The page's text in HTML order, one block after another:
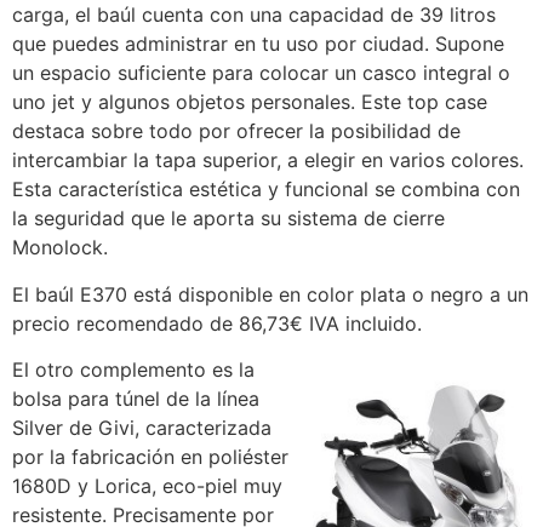
carga, el baúl cuenta con una capacidad de 39 litros
que puedes administrar en tu uso por ciudad. Supone
un espacio suficiente para colocar un casco integral o
uno jet y algunos objetos personales. Este top case
destaca sobre todo por ofrecer la posibilidad de
intercambiar la tapa superior, a elegir en varios colores.
Esta característica estética y funcional se combina con
la seguridad que le aporta su sistema de cierre
Monolock.
El baúl E370 está disponible en color plata o negro a un
precio recomendado de 86,73€ IVA incluido.
El otro complemento es la
bolsa para túnel de la línea
Silver de Givi, caracterizada
por la fabricación en poliéster
1680D y Lorica, eco-piel muy
resistente. Precisamente por